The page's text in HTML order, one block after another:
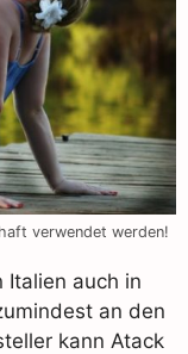
verwendet werden!
Italien auch in
an den
kann Atack